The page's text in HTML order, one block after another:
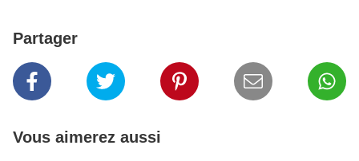
Partager
Vous aimerez aussi